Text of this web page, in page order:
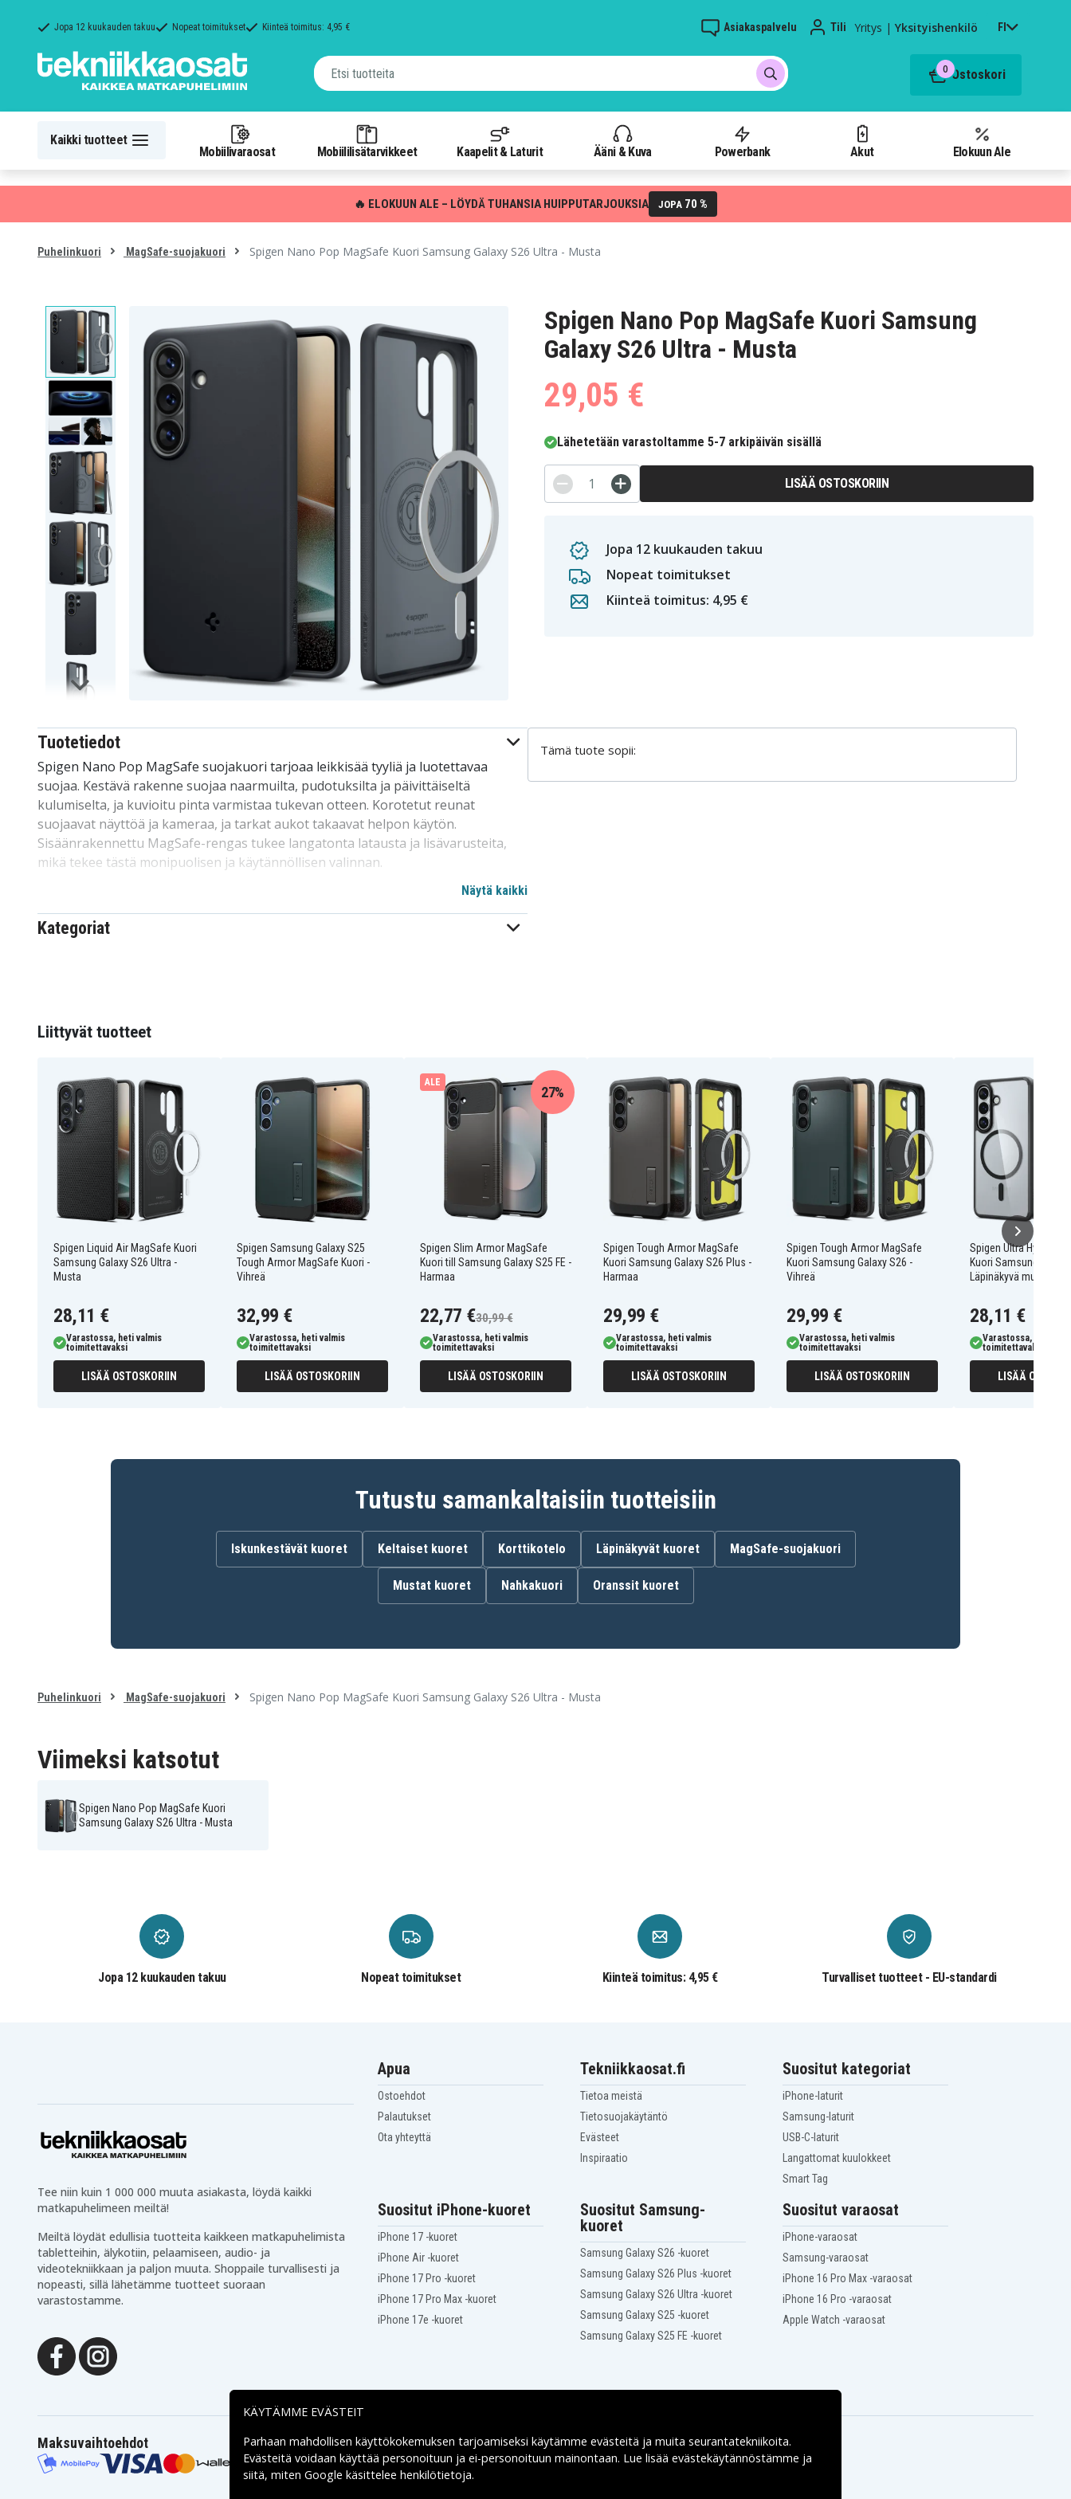
Jopa 12 kuukauden takuu Nopeat toimitukset Kiinteä toimitus: 4,95 € Asiakaspalvelu Tili Yritys | Yksityishenkilö FI
0 Ostoskori
Kaikki tuotteet
Mobiilivaraosat Mobiililisätarvikkeet Kaapelit & Laturit Ääni & Kuva Powerbank Akut Elokuun Ale
🔥 ELOKUUN ALE – LÖYDÄ TUHANSIA HUIPPUTARJOUKSIA JOPA 70 %
Puhelinkuori MagSafe-suojakuori Spigen Nano Pop MagSafe Kuori Samsung Galaxy S26 Ultra - Musta
Spigen Nano Pop MagSafe Kuori Samsung
Galaxy S26 Ultra - Musta
29,05 €
Lähetetään varastoltamme 5-7 arkipäivän sisällä
LISÄÄ OSTOSKORIIN
Jopa 12 kuukauden takuu
Nopeat toimitukset
Kiinteä toimitus: 4,95 €
Tuotetiedot
Spigen Nano Pop MagSafe suojakuori tarjoaa leikkisää tyyliä ja luotettavaa
suojaa. Kestävä rakenne suojaa naarmuilta, pudotuksilta ja päivittäiseltä
kulumiselta, ja kuvioitu pinta varmistaa tukevan otteen. Korotetut reunat
suojaavat näyttöä ja kameraa, ja tarkat aukot takaavat helpon käytön.
Sisäänrakennettu MagSafe-rengas tukee langatonta latausta ja lisävarusteita,
mikä tekee tästä monipuolisen ja käytännöllisen valinnan.
Merkki: Spigen
Malli: Nano Pop MagSafe
EAN / GTIN 8800337241594
Tuotetyyppi Kuoret
Merkki Spigen
Ominaisuus Yhteensopiva langattoman latauksen kanssa
Materiaali Muovi
Näytä kaikki
Kategoriat
Tämä tuote sopii:
Liittyvät tuotteet
Spigen Liquid Air MagSafe Kuori
Samsung Galaxy S26 Ultra -
Musta
28,11 €
Varastossa, heti valmis
toimitettavaksi
LISÄÄ OSTOSKORIIN
Spigen Samsung Galaxy S25
Tough Armor MagSafe Kuori -
Vihreä
32,99 €
Varastossa, heti valmis
toimitettavaksi
LISÄÄ OSTOSKORIIN
ALE
Spigen Slim Armor MagSafe
Kuori till Samsung Galaxy S25 FE -
Harmaa
27%
22,77 €30,99 €
Varastossa, heti valmis
toimitettavaksi
LISÄÄ OSTOSKORIIN
Spigen Tough Armor MagSafe
Kuori Samsung Galaxy S26 Plus -
Harmaa
29,99 €
Varastossa, heti valmis
toimitettavaksi
LISÄÄ OSTOSKORIIN
Spigen Tough Armor MagSafe
Kuori Samsung Galaxy S26 -
Vihreä
29,99 €
Varastossa, heti valmis
toimitettavaksi
LISÄÄ OSTOSKORIIN
Spigen Ultra Hybrid
Kuori Samsung
Läpinäkyvä musta
28,11 €
Varastossa, heti
toimitettavaksi
LISÄÄ
Tutustu samankaltaisiin tuotteisiin
Iskunkestävät kuoret Keltaiset kuoret Korttikotelo Läpinäkyvät kuoret MagSafe-suojakuori
Mustat kuoret Nahkakuori Oranssit kuoret
Puhelinkuori MagSafe-suojakuori Spigen Nano Pop MagSafe Kuori Samsung Galaxy S26 Ultra - Musta
Viimeksi katsotut
Spigen Nano Pop MagSafe Kuori
Samsung Galaxy S26 Ultra - Musta
Jopa 12 kuukauden takuu Nopeat toimitukset Kiinteä toimitus: 4,95 € Turvalliset tuotteet - EU-standardi
Tee niin kuin 1 000 000 muuta asiakasta, löydä kaikki
matkapuhelimeen meiltä!
Meiltä löydät edullisia tuotteita kaikkeen matkapuhelimista
tabletteihin, älykotiin, pelaamiseen, audio- ja
videotekniikkaan ja paljon muuta. Shoppaile turvallisesti ja
nopeasti, sillä lähetämme tuotteet suoraan
varastostamme.
Apua
Ostoehdot
Palautukset
Ota yhteyttä
Tekniikkaosat.fi
Tietoa meistä
Tietosuojakäytäntö
Evästeet
Inspiraatio
Suositut kategoriat
iPhone-laturit
Samsung-laturit
USB-C-laturit
Langattomat kuulokkeet
Smart Tag
Suositut iPhone-kuoret
iPhone 17 -kuoret
iPhone Air -kuoret
iPhone 17 Pro -kuoret
iPhone 17 Pro Max -kuoret
iPhone 17e -kuoret
Suositut Samsung-
kuoret
Samsung Galaxy S26 -kuoret
Samsung Galaxy S26 Plus -kuoret
Samsung Galaxy S26 Ultra -kuoret
Samsung Galaxy S25 -kuoret
Samsung Galaxy S25 FE -kuoret
Suositut varaosat
iPhone-varaosat
Samsung-varaosat
iPhone 16 Pro Max -varaosat
iPhone 16 Pro -varaosat
Apple Watch -varaosat
Maksuvaihtoehdot Toimitusvaihtoehdot
KÄYTÄMME EVÄSTEIT
Parhaan mahdollisen käyttökokemuksen tarjoamiseksi käytämme evästeitä ja muita seurantatekniikoita.
Evästeitä voidaan käyttää personoituun ja ei-personoituun mainontaan. Lue lisää evästekäytännöstämme ja
siitä, miten Google käsittelee henkilötietoja.